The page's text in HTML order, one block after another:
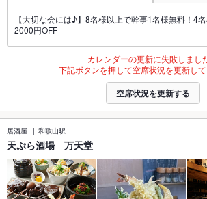
【大切な会には♪】8名様以上で幹事1名様無料！4
2000円OFF
カレンダーの更新に失敗しまし
下記ボタンを押して空席状況を更新して
空席状況を更新する
居酒屋 和歌山駅
天ぷら酒場 万天堂